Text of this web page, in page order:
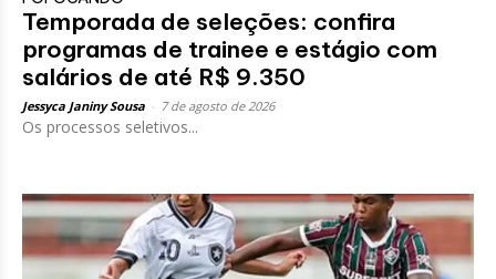
Temporada de seleções: confira
programas de trainee e estágio com
salários de até R$ 9.350
Jessyca Janiny Sousa 7 de agosto de 2026
Os processos seletivos...